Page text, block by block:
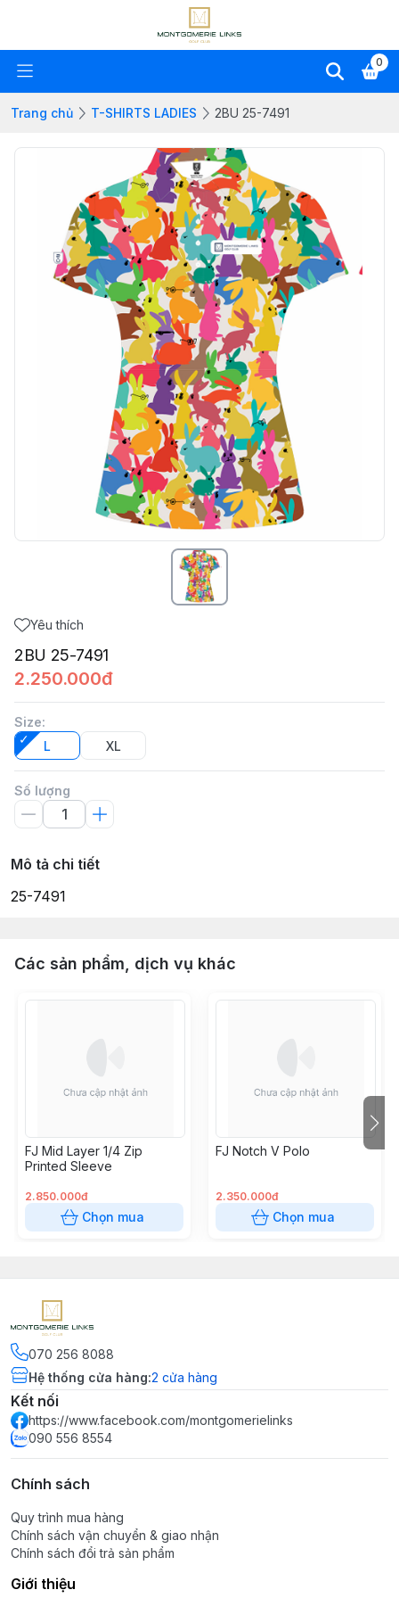
0
Trang chủ T-SHIRTS LADIES 2BU 25-7491
Yêu thích
2BU 25-7491
2.250.000đ
Size:
L
XL
Số lượng
Mô tả chi tiết
25-7491
Các sản phẩm, dịch vụ khác
FJ Mid Layer 1/4 Zip
Printed Sleeve
2.850.000đ
Chọn mua
FJ Notch V Polo
2.350.000đ
Chọn mua
070 256 8088
Hệ thống cửa hàng:2 cửa hàng
Kết nối
https://www.facebook.com/montgomerielinks
090 556 8554
Chính sách
Quy trình mua hàng
Chính sách vận chuyển & giao nhận
Chính sách đổi trả sản phẩm
Giới thiệu